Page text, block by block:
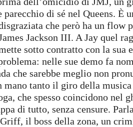
parecchio di sé nel Queens. È
che però ha un flow
Jackson III. A Jay quel
sotto contratto con la sua
nelle sue demo fa
che sarebbe meglio non
mano tanto il giro della
che spesso coincidono nel
di tutto, senza censure.
il boss della zona, un